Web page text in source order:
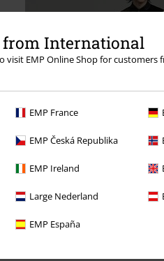
from International
visit EMP Online Shop for customers
EMP France
EMP Česká Republika
EMP Ireland
Large Nederland
EMP España